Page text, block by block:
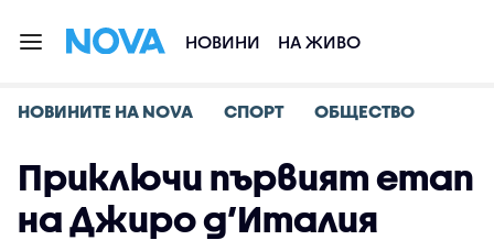
НОВИНИ НА ЖИВО
НОВИНИТЕ НА NOVA СПОРТ ОБЩЕСТВО
Приключи първият етап
на Джиро д’Италия